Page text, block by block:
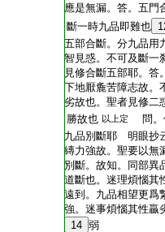
應是無漏。答。五門
斷一時九品即難也
五部合斷。分九品用
智見惑。不可及斷一
見修合斷五部耶。答
下地厭麁苦障志故。
劣故也。聖者見修二
勝故也 以上定
問。
九品別斷耶 明眼抄
縳力強故。聖要以無
別斷。故知。同部異
道斷也。迷理煩惱其
遠到。九品相望更爲
強。迷事煩惱其性贏
14 弱